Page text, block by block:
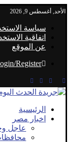
الأحد, أغسطس 9, 2026
سياسة
اتفاقية
عن الموقع
Register
الرئيسية
اخبار مصر
عاجل